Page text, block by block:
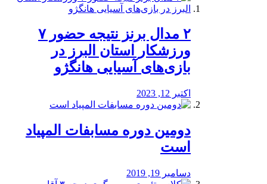
۲ مدال برنز نتیجه حضور ۷
ورزشکار استان البرز در
بازی‌های آسیایی هانگژو
اکتبر 12, 2023
دومین دوره مسابفات المپیاد
است
دسامبر 19, 2019